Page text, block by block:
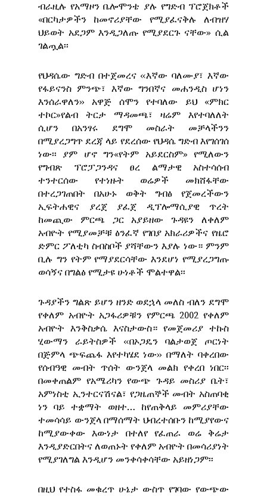
ብራዚሉ የአማዞን ቤሎሞንቴ ያሉ የግድብ ፕሮጀክቶች
«በርካታዎችን ከመኖሪያቸው የሚያፈናቅሉ ለብዝሃ
ህይወት አደጋም እንዲጋለጡ የሚያደርጉ ናቸው» ሲል
ገልጧል፡፡
የህዳሴው ግድብ በተጀመረና ‹‹እኛው ባለሙያ፣ እኛው
የፋይናንስ ምንጭ፣ እኛው ግንበኛና መሐንዲስ ሆነን
እንሰራዋለን›› አዋጅ ሰሞን የተባለው ይህ «ምክር
ተኮር»የልብ ትርታ ማዳመጫ፣ ዛሬም እየተባለለት
ሲሆን በአንፃሩ ደግሞ መስራት መቻላችንን
በሚያረጋግጥ ደረጃ ላይ የደረሰው የህዳሴ ግድብ እየገሰገሰ
ነው፡፡ ያም ሆኖ ግን«የትም አይደርስም» የሚለውን
የግብጽ ፕሮፓጋንዳና ፀረ ልማታዊ አስተሳሰብ
ተንተርሰው የተነዙት ወሬዎች መክሸፋቸው
በተረጋገጠበት በአሁኑ ወቅት ግብፅ የጀመረችውን
ኢፍትሐዊና ያረጀ ያፈጀ ዲፕሎማሲያዊ ጥረት
ከመጪው ምርጫ ጋር አያይዘው ጉዳዩን ለቀለም
አብዮት የሚያመቻቹ ፅንፈኛ የገበያ አክራሪዎችና የዜሮ
ድምር ፖለቲካ ስብስቦች ያሻቸውን እያሉ ነው። ምንም
ቢሉ ግን የትም የማያደርሳቸው እንደሆነ የሚያረጋግጡ
ወሳኝና በግልፅ የሚታዩ ሁነቶች ሞልተዋል፡፡
ጉዳያችን ግልጽ ይሆን ዘንድ ወደኋላ መለስ ብለን ደግሞ
የቀለም አብዮት አጋፋሪዎቹን የምርጫ 2002 የቀለም
አብዮት እንቅስቃሴ እናስታውስ። የመጀመሪያ ተኩስ
ሂውማን ራይትስዎች ‹‹በኦጋዴን ባልታወጀ ጦርነት
በጅምላ ጭፍጨፋ እየተካሄደ ነው›› በማለት ባቀረበው
የሰብዓዊ መብት ጥሰት ውንጀላ መልክ የቀረበ ነበር፡፡
በመቀጠልም የአሜሪካን የውጭ ጉዳይ መስሪያ ቤት፣
አምነስቲ ኢንተርናሽናል፣ የጋዜጠኞች መብት አስጠባቂ
ነን ባይ ተቋማት ወዘተ… ከየጠቅላይ መምሪያቸው
ተመሳሳይ ውንጀላ በማሰማት ህብረተሰቡን ከሚያየውና
ከሚያውቀው እውነታ በተለየ የፈጠራ ወሬ ቅሬታ
እንዲያድርበትና ለወጠኑት የቀለም አብዮት በመሳሪያነት
የሚያገለግል እንዲሆን መንቀሳቀሳቸው አይዘነጋም፡፡
በዚህ የተስፋ መቁረጥ ሁኔታ ውስጥ የገባው የውጭው